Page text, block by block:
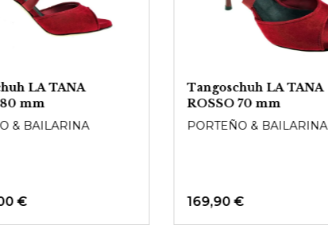
LA TANA
mm
& BAILARINA
€
Tangoschuh LA TANA
ROSSO 70 mm
PORTEÑO & BAILARINA
169,90 €